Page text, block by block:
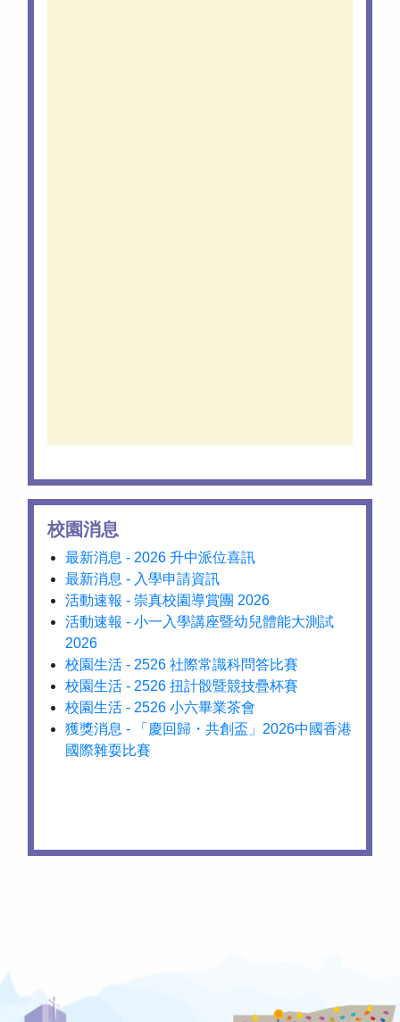
校園消息
最新消息 - 2026 升中派位喜訊
最新消息 - 入學申請資訊
活動速報 - 崇真校園導賞團 2026
活動速報 - 小一入學講座暨幼兒體能大測試
2026
校園生活 - 2526 社際常識科問答比賽
校園生活 - 2526 扭計骰暨競技疊杯賽
校園生活 - 2526 小六畢業茶會
獲獎消息 - 「慶回歸・共創盃」2026中國香港
國際雜耍比賽